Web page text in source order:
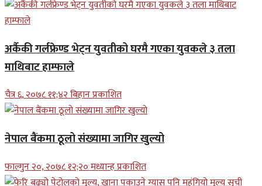
अर्कैकी गर्लफ्रेण्ड भेट्न युवतीको घरमै गएका युवकले ३ तला
माथिबाट हाम्फाले
चैत्र ६, २०७८ ११;४२ बिहान प्रकाशित
नेपाल बैंकमा ठूलो संख्यामा जागिर खुल्यो
फाल्गुन २०, २०७८ १२;२० मध्यान्ह प्रकाशित